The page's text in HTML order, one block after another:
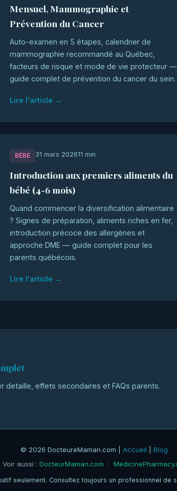
Mensuel, Mammographie et
Prévention du Cancer
Auto-examen en 5 étapes, calendrier de
mammographie recommandé au Québec,
facteurs de risque et mode de vie protecteur —
guide complet de prévention du cancer du sein.
Lire l'article →
BÉBÉ 31 mars 202611 min
Introduction aux premiers aliments du
bébé (4-6 mois)
Quand commencer la diversification alimentaire
? Signes de préparation, aliments riches en fer,
introduction précoce des allergènes et
approche DME — guide complet pour les
parents québécois.
Lire l'article →
detaille, effets secondaires et FAQs parents.
© 2026 DocteureMaman.com | Accueil
Blog
Voir aussi : DocteurMaman.com ·
seulement. Consultez toujours un professionnel de